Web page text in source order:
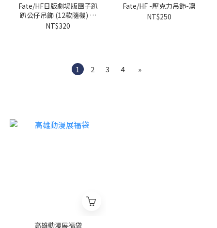
Fate/HF日版劇場版團子趴
趴公仔吊飾 (12款隨機) ─
單個販售
NT$320
Fate/HF -壓克力吊飾-凜
NT$250
1 2 3 4 »
高雄動漫展福袋